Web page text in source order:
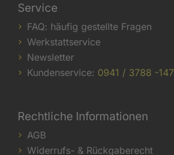
Service
FAQ: häufig gestellte Fragen
Werkstattservice
Newsletter
Kundenservice: 0941 / 3788 -147
Rechtliche Informationen
AGB
Widerrufs- & Rückgaberecht